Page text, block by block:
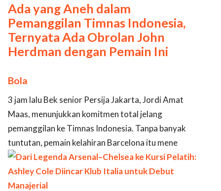
Ada yang Aneh dalam
Pemanggilan Timnas Indonesia,
Ternyata Ada Obrolan John
Herdman dengan Pemain Ini
Bola
3 jam lalu Bek senior Persija Jakarta, Jordi Amat
Maas, menunjukkan komitmen total jelang
pemanggilan ke Timnas Indonesia. Tanpa banyak
tuntutan, pemain kelahiran Barcelona itu mene